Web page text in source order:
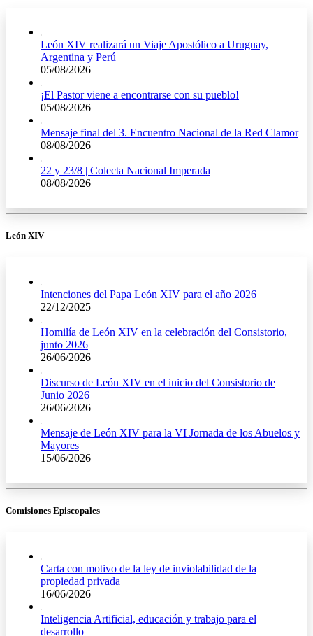
León XIV realizará un Viaje Apostólico a Uruguay,
Argentina y Perú
05/08/2026
¡El Pastor viene a encontrarse con su pueblo!
05/08/2026
Mensaje final del 3. Encuentro Nacional de la Red Clamor
08/08/2026
22 y 23/8 | Colecta Nacional Imperada
08/08/2026
León XIV
Intenciones del Papa León XIV para el año 2026
22/12/2025
Homilía de León XIV en la celebración del Consistorio,
junto 2026
26/06/2026
Discurso de León XIV en el inicio del Consistorio de
Junio 2026
26/06/2026
Mensaje de León XIV para la VI Jornada de los Abuelos y
Mayores
15/06/2026
Comisiones Episcopales
Carta con motivo de la ley de inviolabilidad de la
propiedad privada
16/06/2026
Inteligencia Artificial, educación y trabajo para el
desarrollo